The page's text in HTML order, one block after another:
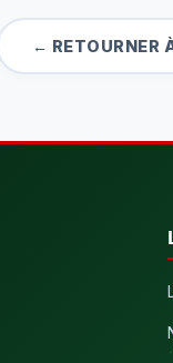
← RETOURNER